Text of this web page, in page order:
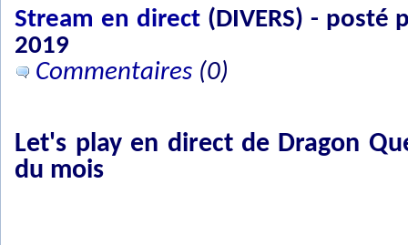
Stream en direct (DIVERS) - posté
2019
Commentaires (0)
Let's play en direct de Dragon
du mois